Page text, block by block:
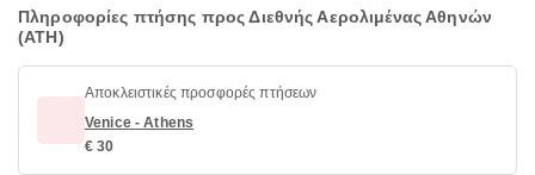
Πληροφορίες πτήσης προς Διεθνής Αερολιμένας Αθηνών
(ATH)
Αποκλειστικές προσφορές πτήσεων
Venice - Athens
€ 30